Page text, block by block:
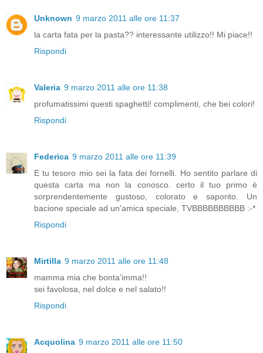
Unknown 9 marzo 2011 alle ore 11:37
la carta fata per la pasta?? interessante utilizzo!! Mi piace!!
Rispondi
Valeria 9 marzo 2011 alle ore 11:38
profumatissimi questi spaghetti! complimenti, che bei colori!
Rispondi
Federica 9 marzo 2011 alle ore 11:39
E tu tesoro mio sei la fata dei fornelli. Ho sentito parlare di
questa carta ma non la conosco. certo il tuo primo è
sorprendentemente gustoso, colorato e saporito. Un
bacione speciale ad un'amica speciale, TVBBBBBBBBBB :-*
Rispondi
Mirtilla 9 marzo 2011 alle ore 11:48
mamma mia che bonta'imma!!
sei favolosa, nel dolce e nel salato!!
Rispondi
Acquolina 9 marzo 2011 alle ore 11:50